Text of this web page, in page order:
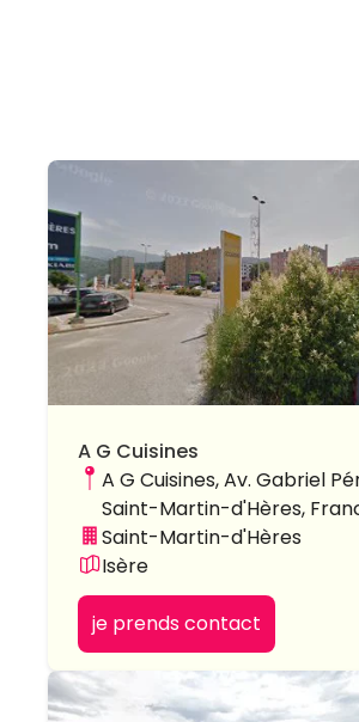
A G Cuisines
A G Cuisines, Av. Gabriel
Saint-Martin-d'Hères,
Saint-Martin-d'Hères
Isère
je prends contact